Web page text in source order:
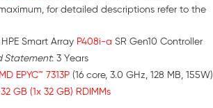
for detailed descriptions refer to the
HPE Smart Array P408i-a SR Gen10 Controller
Statement: 3 Years
EPYC™ 7313P(16 core, 3.0 GHz, 128 MB, 155W)
32 GB (1x 32 GB) RDIMMs